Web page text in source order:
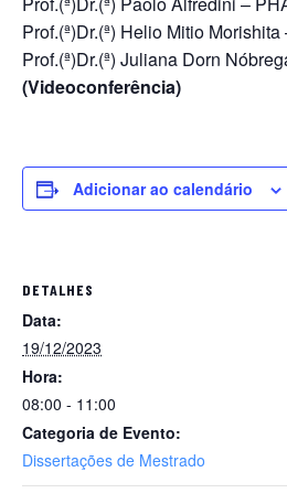
Prof.(ª)Dr.(ª) Helio Mitio
Prof.(ª)Dr.(ª) Juliana Dorn
(Videoconferência)
Adicionar ao calendário
DETALHES
Data:
19/12/2023
Hora:
08:00 - 11:00
Categoria de Evento:
Dissertações de Mestrado